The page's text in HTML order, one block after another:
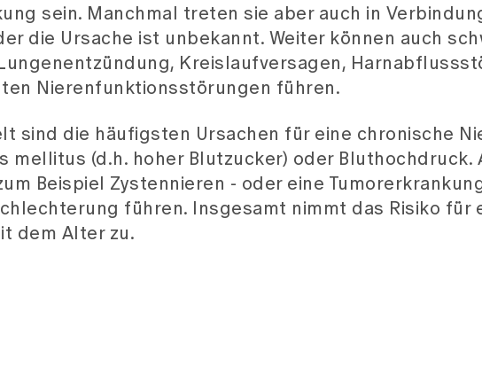
sein. Manchmal treten sie aber auch in
die Ursache ist unbekannt. Weiter können auch
Kreislaufversagen,
Nierenfunktionsstörungen führen.
sind die häufigsten Ursachen für eine chronische
mellitus (d.h. hoher Blutzucker) oder Bluthochdruck.
Beispiel Zystennieren - oder eine
führen. Insgesamt nimmt das Risiko für
dem Alter zu.